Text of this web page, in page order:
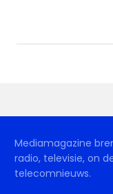
Mediamagazine
radio, televisie, on
telecomnieuws.